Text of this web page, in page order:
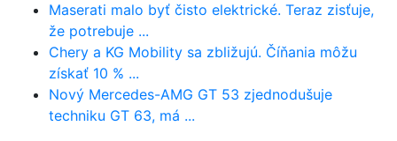
Maserati malo byť čisto elektrické. Teraz zisťuje,
že potrebuje ...
Chery a KG Mobility sa zbližujú. Číňania môžu
získať 10 % ...
Nový Mercedes-AMG GT 53 zjednodušuje
techniku GT 63, má ...